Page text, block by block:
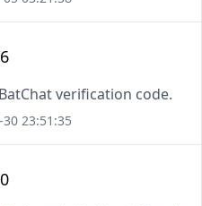
verification code.
23:51:35